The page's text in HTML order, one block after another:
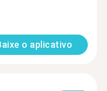
o aplicativo